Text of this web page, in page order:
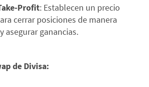
Profit: Establecen un precio
cerrar posiciones de manera
asegurar ganancias.
de Divisa: